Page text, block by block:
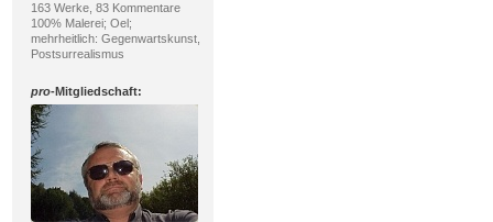
163 Werke, 83 Kommentare
100% Malerei; Oel;
mehrheitlich: Gegenwartskunst,
Postsurrealismus
pro-Mitgliedschaft: